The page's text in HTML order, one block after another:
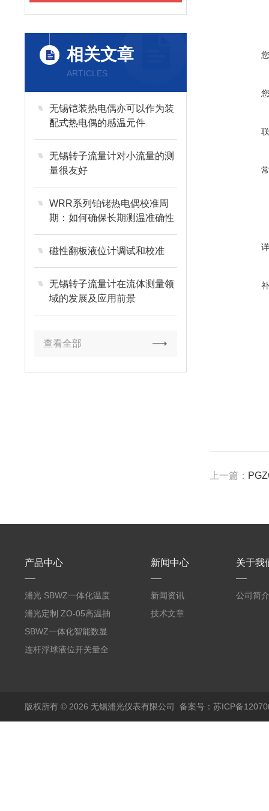
相关文章
ARTICLES
无锡铠装热电偶亦可以作为装
配式热电偶的感温元件
无锡转子流量计对小流量的测
量很友好
WRR系列铂铑热电偶校准周
期：如何确保长期测温准确性
磁性翻板液位计调试和校准
无锡转子流量计在流体测量领
域的发展及应用前景
查看全部
上一篇：
产品中心
浦光 SBWZ一体化温度
变送器传感器 防爆热电
阻PT100 数显远传4-
20mA2
浦光定制 ZO-05高温抽
气式氧化锆分析仪 防爆
耐腐蚀检测仪
SBWZ一体化智能数显
温度变送器传感器防爆
连杆浮球液位开关量全
新闻中心
新闻资讯
技术文章
关于我
公司简介
版权所有 © 2026 无锡浦光仪表有限公司 备案号：苏ICP备